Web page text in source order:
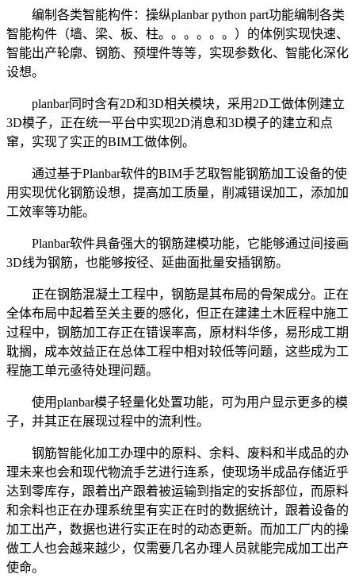
编制各类智能构件：操纵planbar python part功能编制各类
智能构件（墙、梁、板、柱。。。。。。）的体例实现快速、
智能出产轮廓、钢筋、预埋件等等，实现参数化、智能化深化
设想。
planbar同时含有2D和3D相关模块，采用2D工做体例建立
3D模子，正在统一平台中实现2D消息和3D模子的建立和点
窜，实现了实正的BIM工做体例。
通过基于Planbar软件的BIM手艺取智能钢筋加工设备的使
用实现优化钢筋设想，提高加工质量，削减错误加工，添加加
工效率等功能。
Planbar软件具备强大的钢筋建模功能，它能够通过间接画
3D线为钢筋，也能够按径、延曲面批量安插钢筋。
正在钢筋混凝土工程中，钢筋是其布局的骨架成分。正在
全体布局中起着至关主要的感化，但正在建建土木匠程中施工
过程中，钢筋加工存正在错误率高，原材料华侈，易形成工期
耽搁，成本效益正在总体工程中相对较低等问题，这些成为工
程施工单元亟待处理问题。
使用planbar模子轻量化处置功能，可为用户显示更多的模
子，并其正在展现过程中的流利性。
钢筋智能化加工办理中的原料、余料、废料和半成品的办
理未来也会和现代物流手艺进行连系，使现场半成品存储近乎
达到零库存，跟着出产跟着被运输到指定的安拆部位，而原料
和余料也正在办理系统里有实正在时的数据统计，跟着设备的
加工出产，数据也进行实正在时的动态更新。而加工厂内的操
做工人也会越来越少，仅需要几名办理人员就能完成加工出产
使命。